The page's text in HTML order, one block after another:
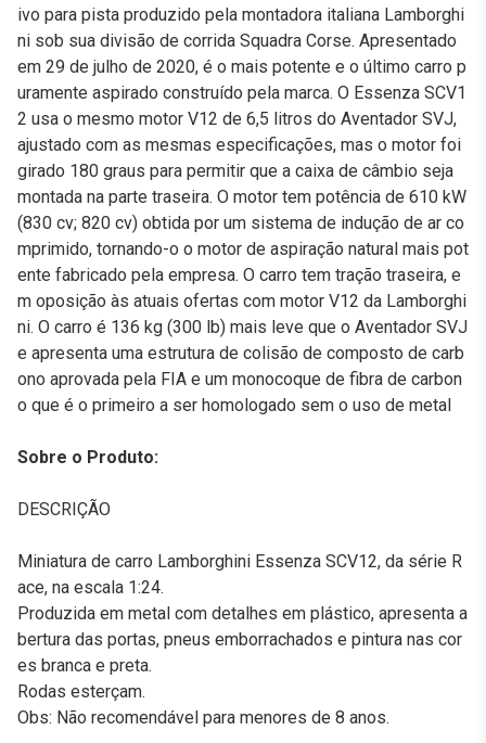
ivo para pista produzido pela montadora italiana Lamborghi
ni sob sua divisão de corrida Squadra Corse. Apresentado
em 29 de julho de 2020, é o mais potente e o último carro p
uramente aspirado construído pela marca. O Essenza SCV1
2 usa o mesmo motor V12 de 6,5 litros do Aventador SVJ,
ajustado com as mesmas especificações, mas o motor foi
girado 180 graus para permitir que a caixa de câmbio seja
montada na parte traseira. O motor tem potência de 610 kW
(830 cv; 820 cv) obtida por um sistema de indução de ar co
mprimido, tornando-o o motor de aspiração natural mais pot
ente fabricado pela empresa. O carro tem tração traseira, e
m oposição às atuais ofertas com motor V12 da Lamborghi
ni. O carro é 136 kg (300 lb) mais leve que o Aventador SVJ
e apresenta uma estrutura de colisão de composto de carb
ono aprovada pela FIA e um monocoque de fibra de carbon
o que é o primeiro a ser homologado sem o uso de metal
Sobre o Produto:
DESCRIÇÃO
Miniatura de carro Lamborghini Essenza SCV12, da série R
ace, na escala 1:24.
Produzida em metal com detalhes em plástico, apresenta a
bertura das portas, pneus emborrachados e pintura nas cor
es branca e preta.
Rodas esterçam.
Obs: Não recomendável para menores de 8 anos.